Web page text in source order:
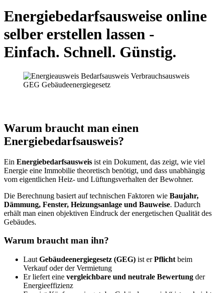
Energiebedarfsausweise online
selber erstellen lassen -
Einfach. Schnell. Günstig.
Warum braucht man einen
Energiebedarfsausweis?
Ein Energiebedarfsausweis ist ein Dokument, das zeigt, wie viel
Energie eine Immobilie theoretisch benötigt, und dass unabhängig
vom eigentlichen Heiz- und Lüftungsverhalten der Bewohner.
Die Berechnung basiert auf technischen Faktoren wie Baujahr,
Dämmung, Fenster, Heizungsanlage und Bauweise. Dadurch
erhält man einen objektiven Eindruck der energetischen Qualität des
Gebäudes.
Warum braucht man ihn?
Laut Gebäudeenergiegesetz (GEG) ist erPflicht beim
Verkauf oder der Vermietung
Er liefert eine vergleichbare und neutrale Bewertung der
Energieeffizienz